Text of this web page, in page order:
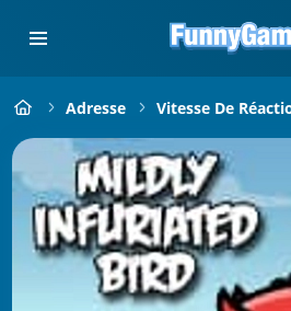
Adresse Vitesse De